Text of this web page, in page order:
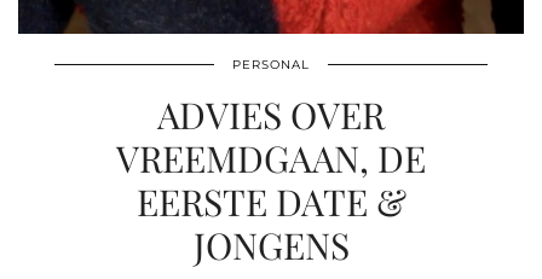
PERSONAL
ADVIES OVER
VREEMDGAAN, DE
EERSTE DATE &
JONGENS